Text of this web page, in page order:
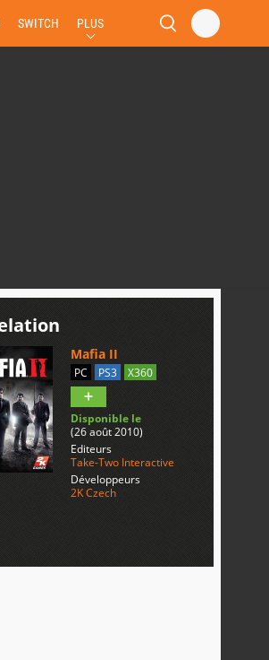
SWITCH PLUS
Mafia II
PC PS3 X360
Disponible le
(26 août 2010)
Editeurs
Take-Two Interactive
Développeurs
2K Czech